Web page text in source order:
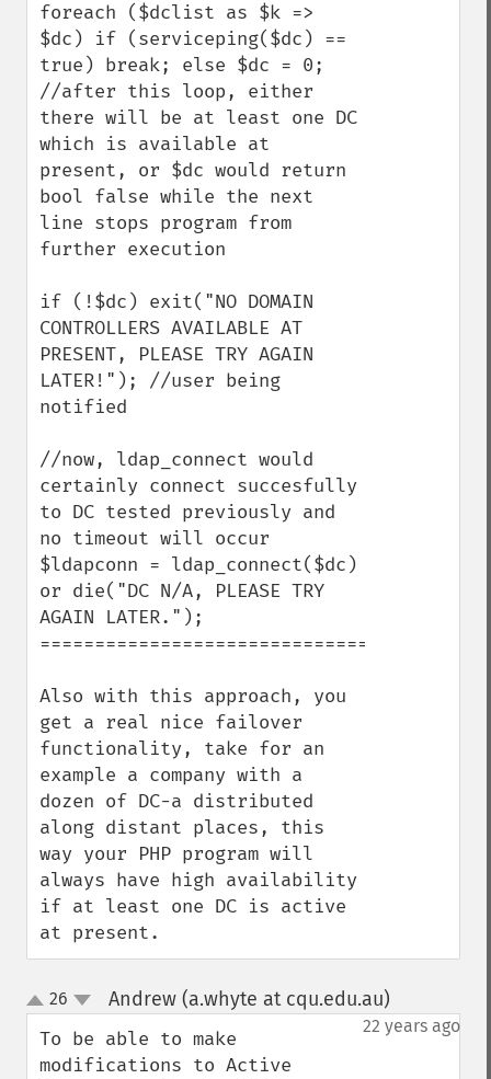
foreach ($dclist as $k =>
$dc) if (serviceping($dc) ==
true) break; else $dc = 0;
//after this loop, either
there will be at least one DC
which is available at
present, or $dc would return
bool false while the next
line stops program from
further execution
if (!$dc) exit("NO DOMAIN
CONTROLLERS AVAILABLE AT
PRESENT, PLEASE TRY AGAIN
LATER!"); //user being
notified
//now, ldap_connect would
certainly connect succesfully
to DC tested previously and
no timeout will occur
$ldapconn = ldap_connect($dc)
or die("DC N/A, PLEASE TRY
AGAIN LATER.");
Also with this approach, you
get a real nice failover
functionality, take for an
example a company with a
dozen of DC-a distributed
along distant places, this
way your PHP program will
always have high availability
if at least one DC is active
at present.
up
down
26 Andrew (a.whyte at cqu.edu.au)
22 years ago
To be able to make
modifications to Active